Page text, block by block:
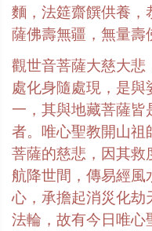
麵，法筵齋饌供養，
薩佛壽無疆，無量壽
觀世音菩薩大慈大悲
處化身隨處現，是與
一，其與地藏菩薩皆
者。唯心聖教開山祖
菩薩的慈悲，因其救
航降世間，傳易經風
心，承擔起消災化劫
法輪，故有今日唯心